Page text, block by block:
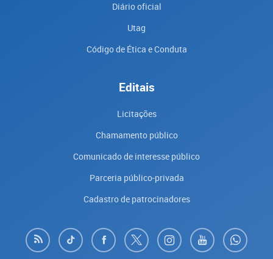
Diário oficial
Utag
Código de Ética e Conduta
Editais
Licitações
Chamamento público
Comunicado de interesse público
Parceria público-privada
Cadastro de patrocinadores